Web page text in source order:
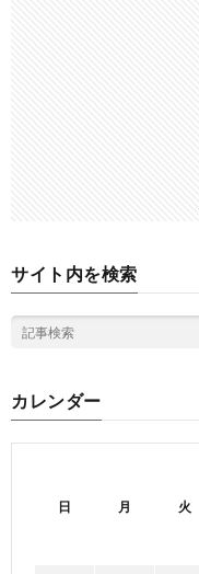
サイト内を検索
カレンダー
日 月 火